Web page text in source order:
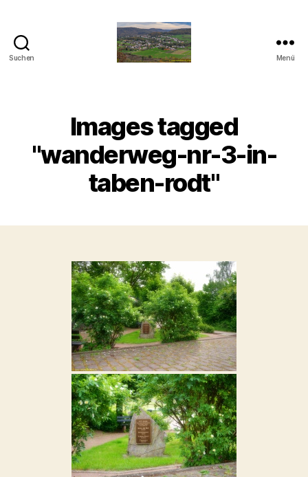
Suchen Menü
Images tagged
"wanderweg-nr-3-in-
taben-rodt"